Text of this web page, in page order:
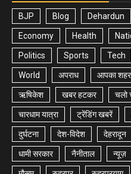
BJP Blog Dehardun
Economy Health
Politics Sports Tech
World अपराध आपका शहर
ऋषिकेश खबर हटकर चलो
चारधाम यात्रा ट्रेंडिंग खबरें
दुर्घटना देश-विदेश देहरादून
धामी सरकार नैनीताल न्यूज़